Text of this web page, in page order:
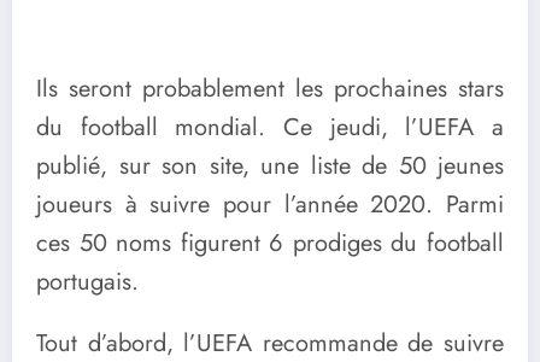
Ils seront probablement les prochaines stars
du football mondial. Ce jeudi, l’UEFA a
publié, sur son site, une liste de 50 jeunes
joueurs à suivre pour l’année 2020. Parmi
ces 50 noms figurent 6 prodiges du football
portugais.
Tout d’abord, l’UEFA recommande de suivre